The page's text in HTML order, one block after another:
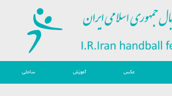
عکس آموزش ساحلی